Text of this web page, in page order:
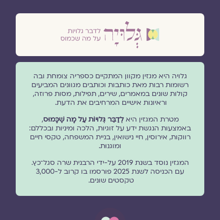
גלויה היא מגזין מקוון המתקיים כספריה צומחת ובה
רשומות רבות מאת כותבות וכותבים מגוונים המביעים
קולות שונים במאמרים, שירים, תפילות, מסות פרוזה,
וראיונות אישיים המרחיבים את הדעת.
מטרת המגזין היאלְדַבֵּר גְּלוּיוֹת עַל מָה שֶׁכָּמוּס,
באמצעות הנגשת ידע על זוגיות, הלכה ומיניות ובכללם:
רווקות, אירוסין, חיי נישואין, בניית המשפחה, טקסי חיים
ומוגנוּת.
המגזין נוסד בשנת 2019 על-ידי הרבנית שרה סגל־כץ.
עם הכניסה לשנת 2025 פורסמו בו קרוב ל-3,000
טקסטים שונים.